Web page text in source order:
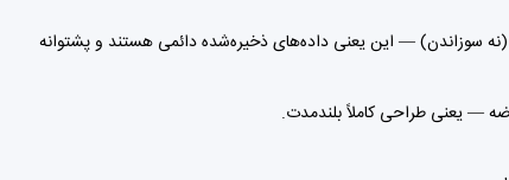
— این یعنی داده‌های ذخیره‌شده دائمی هستند و پشتوانه